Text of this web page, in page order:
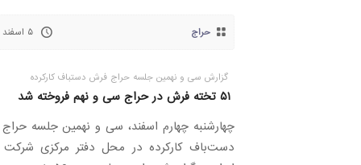
حراج ۵ اسفند ۱۴۰۰
گزارش سی و نهمین جلسه حراج فرش دستباف کارکرده
۵۱ تخته فرش در حراج سی و نهم فروخته شد
چهارشنبه چهارم اسفند، سی و نهمین جلسه
دست‌باف کارکرده در محل دفتر مرکزی